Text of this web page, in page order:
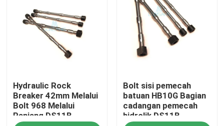
Produk
Tampilan VR
Tur Pabrik
Hydraulic Rock
Breaker 42mm Melalui
Bolt 968 Melalui
Panjang DS11B
Bolt sisi pemecah
batuan HB10G Bagian
cadangan pemecah
hidrolik DS11B